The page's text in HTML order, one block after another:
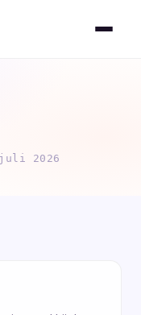
juli 2026